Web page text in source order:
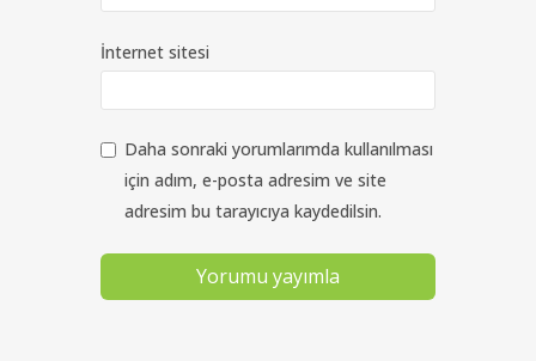
İnternet sitesi
Daha sonraki yorumlarımda kullanılması
için adım, e-posta adresim ve site
adresim bu tarayıcıya kaydedilsin.